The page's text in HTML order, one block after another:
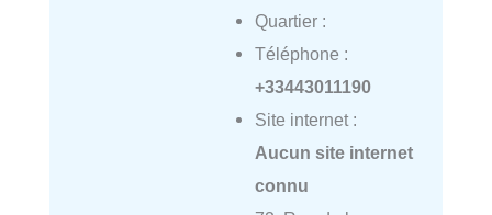
Quartier :
Téléphone :
+33443011190
Site internet :
Aucun site internet
connu